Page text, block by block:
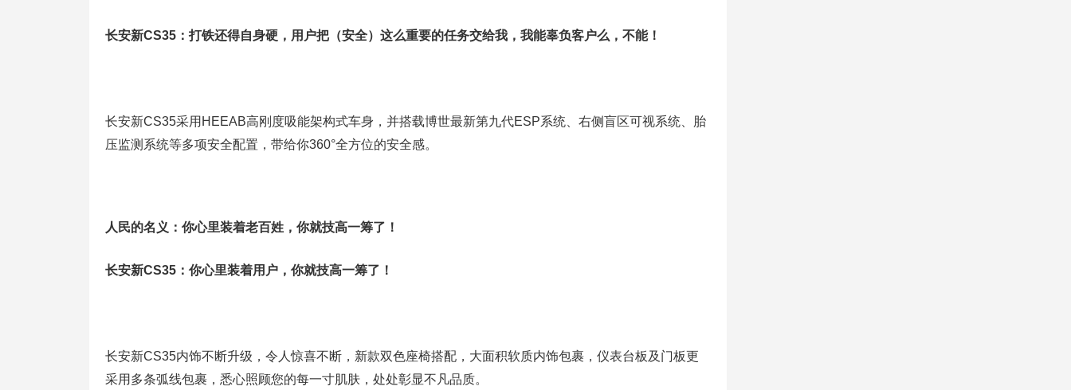
长安新CS35：打铁还得自身硬，用户把（安全）这么重要的任务交给我，我能辜负客户么，不能！
长安新CS35采用HEEAB高刚度吸能架构式车身，并搭载博世最新第九代ESP系统、右侧盲区可视系统、胎
压监测系统等多项安全配置，带给你360°全方位的安全感。
人民的名义：你心里装着老百姓，你就技高一筹了！
长安新CS35：你心里装着用户，你就技高一筹了！
长安新CS35内饰不断升级，令人惊喜不断，新款双色座椅搭配，大面积软质内饰包裹，仪表台板及门板更
采用多条弧线包裹，悉心照顾您的每一寸肌肤，处处彰显不凡品质。